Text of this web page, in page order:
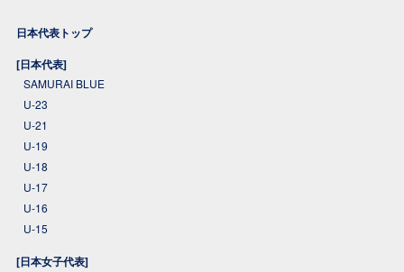
日本代表トップ
[日本代表]
SAMURAI BLUE
U-23
U-21
U-19
U-18
U-17
U-16
U-15
[日本女子代表]